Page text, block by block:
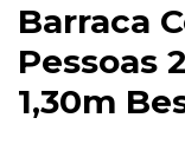
Barraca
Pessoas
1,30m